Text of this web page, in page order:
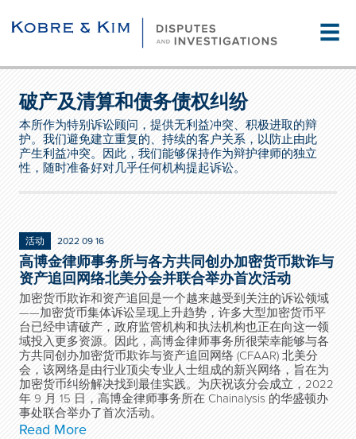
☰
破产及清算和债务债权纠纷
本所作为特别诉讼顾问，提供无利益冲突、积极进取的辩
护。我们避免建立重复的、持续的客户关系，以防止由此
产生利益冲突。因此，我们能够保持作为辩护律师的独立
性，随时准备好对几乎任何机构提起诉讼。
活动 2022 09 16
高博金律师事务所与各方共同创办加密货币欺诈与
资产追回网络北美分会并联合举办首次活动
加密货币欺诈和资产追回是一个越来越受到关注的诉讼领域
——加密货币集体诉讼呈现上升趋势，许多大型加密货币平
台已经申请破产，政府监管机构和执法机构也正在向这一领
域投入更多资源。因此，高博金律师事务所很荣幸能够与各
方共同创办加密货币欺诈与资产追回网络 (CFAAR) 北美分
会，该网络是由行业顶尖专业人士组成的新兴网络，旨在为
加密货币纠纷解决找到最佳实践。为庆祝该分会成立，2022
年 9 月 15 日，高博金律师事务所在 Chainalysis 的华盛顿办
事处联合举办了首次活动。
Read More